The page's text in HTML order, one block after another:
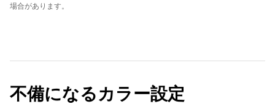
場合があります。
不備になるカラー設定